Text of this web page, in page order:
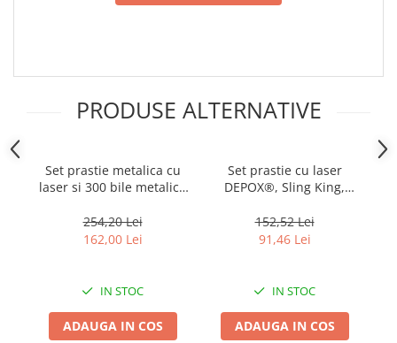
Stative
Cantare electronice comerciale
Casti audio telefoane
Masini de gaurit si insurubat
INSTRUMENTE MUZICALE
Accesorii chitara
Accesorii vioara-viola
Microfoane
PRODUSE ALTERNATIVE
Set prastie metalica cu
laser si 300 bile metalice
maner lemn, maro, husa
inclusa
254,20 Lei
162,00 Lei
IN STOC
ADAUGA IN COS
Set prastie cu laser
DEPOX®, Sling King,
boloboc, argintiu si 200
bile metalice 7 mm
152,52 Lei
91,46 Lei
IN STOC
ADAUGA IN COS